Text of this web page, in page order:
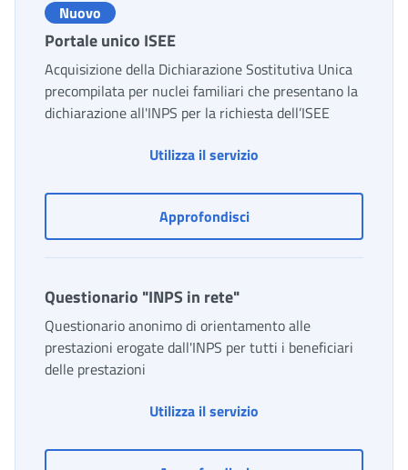
Nuovo
Portale unico ISEE
Acquisizione della Dichiarazione Sostitutiva Unica
precompilata per nuclei familiari che presentano la
dichiarazione all'INPS per la richiesta dell’ISEE
Utilizza il servizio
ApprofondisciPortale unico ISEE
Questionario "INPS in rete"
Questionario anonimo di orientamento alle
prestazioni erogate dall'INPS per tutti i beneficiari
delle prestazioni
Utilizza il servizio